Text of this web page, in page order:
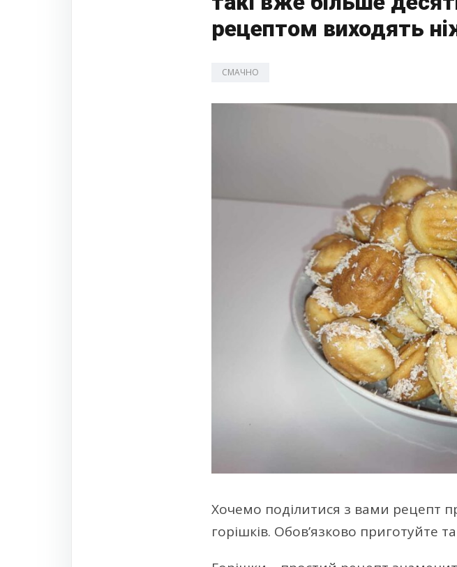
рецептом виходять
СМАЧНО
Хочемо поділитися з вами рецепт
горішків. Обов’язково приготуйте